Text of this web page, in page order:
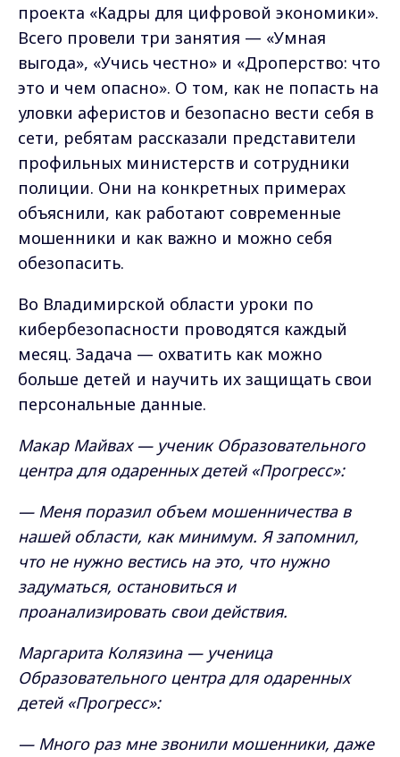
проекта «Кадры для цифровой экономики».
Всего провели три занятия — «Умная
выгода», «Учись честно» и «Дроперство: что
это и чем опасно». О том, как не попасть на
уловки аферистов и безопасно вести себя в
сети, ребятам рассказали представители
профильных министерств и сотрудники
полиции. Они на конкретных примерах
объяснили, как работают современные
мошенники и как важно и можно себя
обезопасить.
Во Владимирской области уроки по
кибербезопасности проводятся каждый
месяц. Задача — охватить как можно
больше детей и научить их защищать свои
персональные данные.
Макар Майвах — ученик Образовательного
центра для одаренных детей «Прогресс»:
— Меня поразил объем мошенничества в
нашей области, как минимум. Я запомнил,
что не нужно вестись на это, что нужно
задуматься, остановиться и
проанализировать свои действия.
Маргарита Колязина — ученица
Образовательного центра для одаренных
детей «Прогресс»:
— Много раз мне звонили мошенники, даже